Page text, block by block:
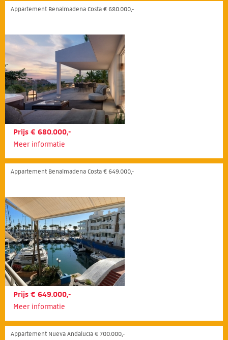
Appartement Benalmadena Costa € 680.000,-
Prijs € 680.000,-
Meer informatie
Appartement Benalmadena Costa € 649.000,-
Prijs € 649.000,-
Meer informatie
Appartement Nueva Andalucía € 700.000,-